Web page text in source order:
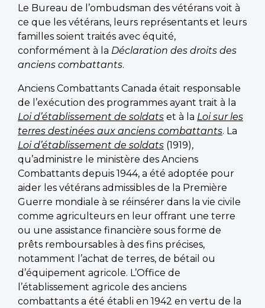
Le Bureau de l’ombudsman des vétérans voit à
ce que les vétérans, leurs représentants et leurs
familles soient traités avec équité,
conformément à la Déclaration des droits des
anciens combattants.
Anciens Combattants Canada était responsable
de l’exécution des programmes ayant trait à la
Loi d’établissement de soldats et à la Loi sur les
terres destinées aux anciens combattants. La
Loi d’établissement de soldats (1919),
qu’administre le ministère des Anciens
Combattants depuis 1944, a été adoptée pour
aider les vétérans admissibles de la Première
Guerre mondiale à se réinsérer dans la vie civile
comme agriculteurs en leur offrant une terre
ou une assistance financière sous forme de
prêts remboursables à des fins précises,
notamment l’achat de terres, de bétail ou
d’équipement agricole. L’Office de
l’établissement agricole des anciens
combattants a été établi en 1942 en vertu de la